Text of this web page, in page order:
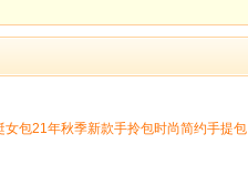
女包21年秋季新款手拎包时尚简约手提包